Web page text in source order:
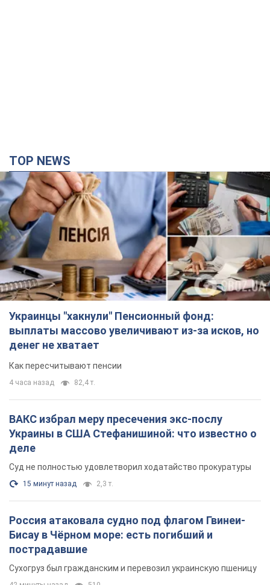
TOP NEWS
Украинцы "хакнули" Пенсионный фонд:
выплаты массово увеличивают из-за исков, но
денег не хватает
Как пересчитывают пенсии
4 часа назад 82,4 т.
ВАКС избрал меру пресечения экс-послу
Украины в США Стефанишиной: что известно о
деле
Суд не полностью удовлетворил ходатайство прокуратуры
15 минут назад 2,3 т.
Россия атаковала судно под флагом Гвинеи-
Бисау в Чёрном море: есть погибший и
пострадавшие
Сухогруз был гражданским и перевозил украинскую пшеницу